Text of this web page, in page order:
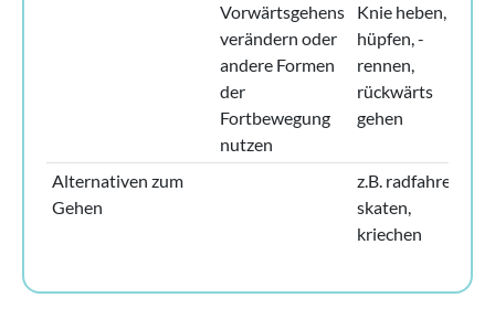
Vorwärtsgehens
verändern oder
andere Formen
der
Fortbewegung
nutzen
Knie heben,
hüpfen, ­
rennen,
rückwärts
gehen
Alternativen zum
Gehen
z.B. radfahren,
skaten,
kriechen